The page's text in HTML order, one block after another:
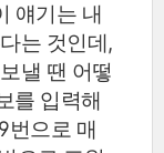
얘기는 내
는 것인데,
낼 땐 어떻
를 입력해
번으로 매